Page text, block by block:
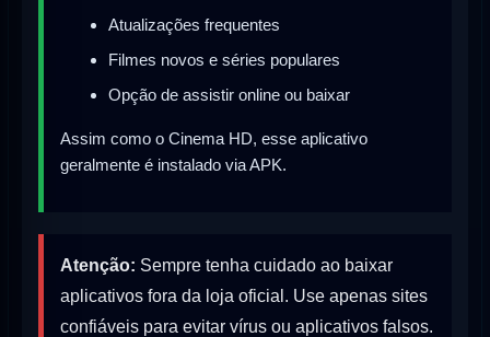
Atualizações frequentes
Filmes novos e séries populares
Opção de assistir online ou baixar
Assim como o Cinema HD, esse aplicativo
geralmente é instalado via APK.
Atenção: Sempre tenha cuidado ao baixar
aplicativos fora da loja oficial. Use apenas sites
confiáveis para evitar vírus ou aplicativos falsos.